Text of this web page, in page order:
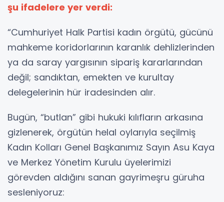
şu ifadelere yer verdi:
“Cumhuriyet Halk Partisi kadın örgütü, gücünü
mahkeme koridorlarının karanlık dehlizlerinden
ya da saray yargısının sipariş kararlarından
değil; sandıktan, emekten ve kurultay
delegelerinin hür iradesinden alır.
Bugün, “butlan” gibi hukuki kılıfların arkasına
gizlenerek, örgütün helal oylarıyla seçilmiş
Kadın Kolları Genel Başkanımız Sayın Asu Kaya
ve Merkez Yönetim Kurulu üyelerimizi
görevden aldığını sanan gayrimeşru güruha
sesleniyoruz: